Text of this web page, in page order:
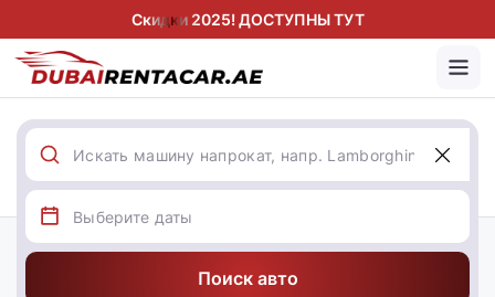
Скидки 2025! ДОСТУПНЫ ТУТ
Поиск авто